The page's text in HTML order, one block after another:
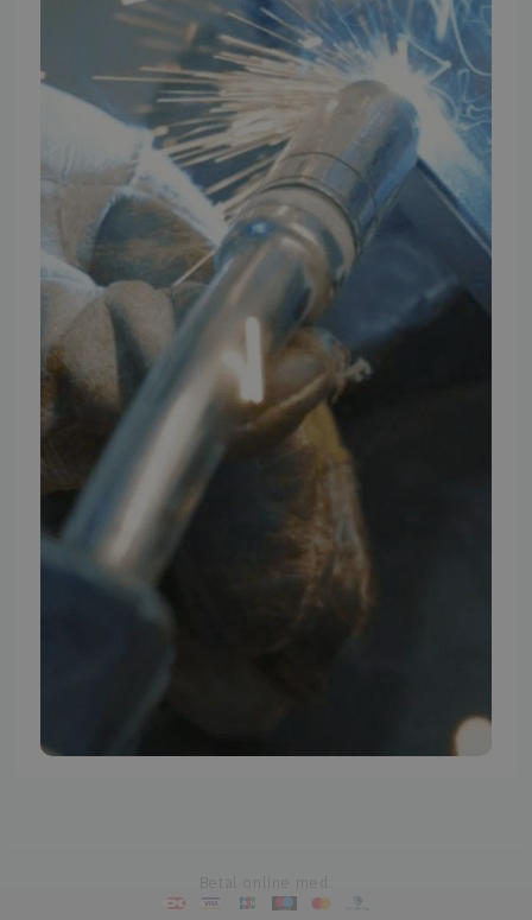
FØLG TMP
Youtube
Instagram
TMP BRAND SHOPS